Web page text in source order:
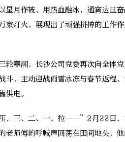
星月作被、用热血融冰，通宵达旦
家灯火，展现出了顽强拼搏的工作
寒潮，长沙公司党委再次向全体党
斗，主动迎战雨雪冰冻与春节返程
供电。
三、二、一，拉——”2月22日，
老师傅的呼喊声回荡在田间地头，